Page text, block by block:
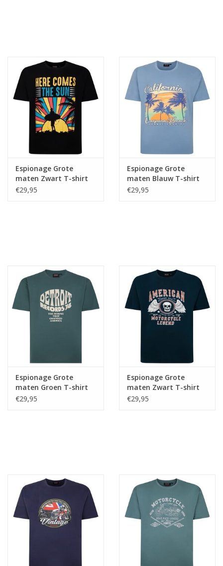
Espionage Grote
maten Zwart T-shirt
"The Sun"
€29,95
Espionage Grote
maten Blauw T-shirt
"California"
€29,95
Espionage Grote
maten Groen T-shirt
"Music Record"
€29,95
Espionage Grote
maten Zwart T-shirt
"Motorcycle Legend"
€29,95